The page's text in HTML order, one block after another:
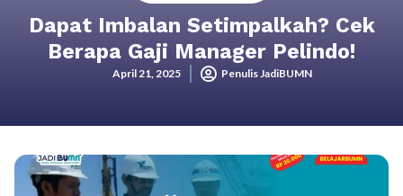
Dapat Imbalan Setimpalkah? Cek
Berapa Gaji Manager Pelindo!
April 21, 2025 Penulis JadiBUMN